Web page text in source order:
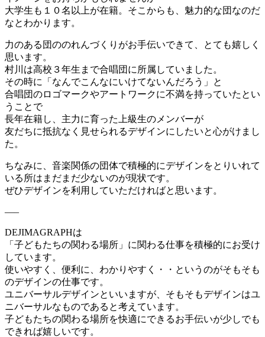
大学生も１０名以上が在籍。そこからも、魅力的な団なのだ
なとわかります。
力のある団ののれんづくりがお手伝いできて、とても嬉しく
思います。
村川は高校３年生まで合唱団に所属していました。
その時に「なんでこんなにいけてないんだろう」と
合唱団のロゴマークやアートワークに不満を持っていたとい
うことで
長年在籍し、主力に育った上級生のメンバーが
友だちに抵抗なく見せられるデザインにしたいと心がけまし
た。
ちなみに、音楽関係の団体で積極的にデザインをとりいれて
いる所はまだまだ少ないのが現状です。
ぜひデザインを利用していただければと思います。
—–
DEJIMAGRAPHは
「子どもたちの関わる場所」に関わる仕事を積極的にお受け
しています。
使いやすく、便利に、わかりやすく・・というのがそもそも
のデザインの仕事です。
ユニバーサルデザインといいますが、そもそもデザインはユ
ニバーサルなものであると考えています。
子どもたちの関わる場所を快適にできるお手伝いが少しでも
できれば嬉しいです。